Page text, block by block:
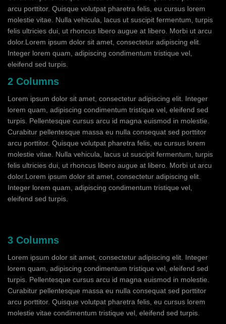
arcu porttitor. Quisque volutpat pharetra felis, eu cursus lorem
molestie vitae. Nulla vehicula, lacus ut suscipit fermentum, turpis
felis ultricies dui, ut rhoncus libero augue at libero. Morbi ut arcu
dolor.Lorem ipsum dolor sit amet, consectetur adipiscing elit.
Integer lorem quam, adipiscing condimentum tristique vel,
eleifend sed turpis.
2 Columns
Lorem ipsum dolor sit amet, consectetur adipiscing elit. Integer
lorem quam, adipiscing condimentum tristique vel, eleifend sed
turpis. Pellentesque cursus arcu id magna euismod in molestie.
Curabitur pellentesque massa eu nulla consequat sed porttitor
arcu porttitor. Quisque volutpat pharetra felis, eu cursus lorem
molestie vitae. Nulla vehicula, lacus ut suscipit fermentum, turpis
felis ultricies dui, ut rhoncus libero augue at libero. Morbi ut arcu
dolor.Lorem ipsum dolor sit amet, consectetur adipiscing elit.
Integer lorem quam, adipiscing condimentum tristique vel,
eleifend sed turpis.
3 Columns
Lorem ipsum dolor sit amet, consectetur adipiscing elit. Integer
lorem quam, adipiscing condimentum tristique vel, eleifend sed
turpis. Pellentesque cursus arcu id magna euismod in molestie.
Curabitur pellentesque massa eu nulla consequat sed porttitor
arcu porttitor. Quisque volutpat pharetra felis, eu cursus lorem
molestie vitae condimentum tristique vel, eleifend sed turpis.